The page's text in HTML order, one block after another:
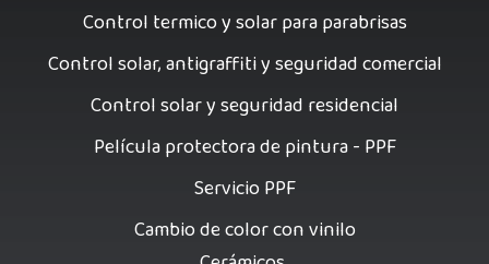
Control termico y solar para parabrisas
Control solar, antigraffiti y seguridad comercial
Control solar y seguridad residencial
Película protectora de pintura - PPF
Servicio PPF
Cambio de color con vinilo